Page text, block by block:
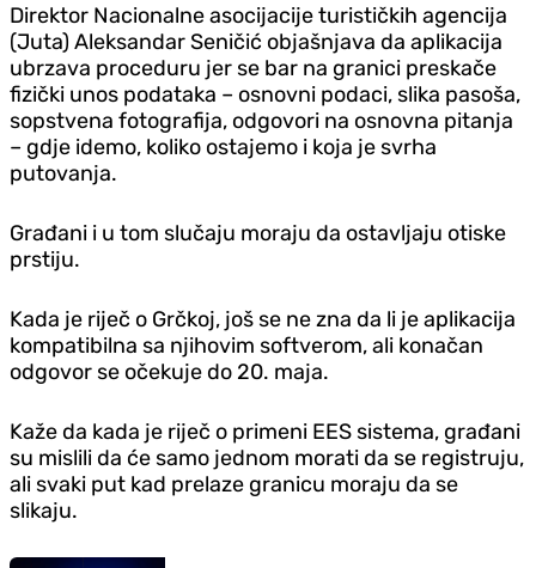
Direktor Nacionalne asocijacije turističkih agencija
(Juta) Aleksandar Seničić objašnjava da aplikacija
ubrzava proceduru jer se bar na granici preskače
fizički unos podataka – osnovni podaci, slika pasoša,
sopstvena fotografija, odgovori na osnovna pitanja
– gdje idemo, koliko ostajemo i koja je svrha
putovanja.
Građani i u tom slučaju moraju da ostavljaju otiske
prstiju.
Kada je riječ o Grčkoj, još se ne zna da li je aplikacija
kompatibilna sa njihovim softverom, ali konačan
odgovor se očekuje do 20. maja.
Kaže da kada je riječ o primeni EES sistema, građani
su mislili da će samo jednom morati da se registruju,
ali svaki put kad prelaze granicu moraju da se
slikaju.